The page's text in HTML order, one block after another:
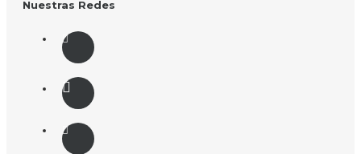
Nuestras Redes